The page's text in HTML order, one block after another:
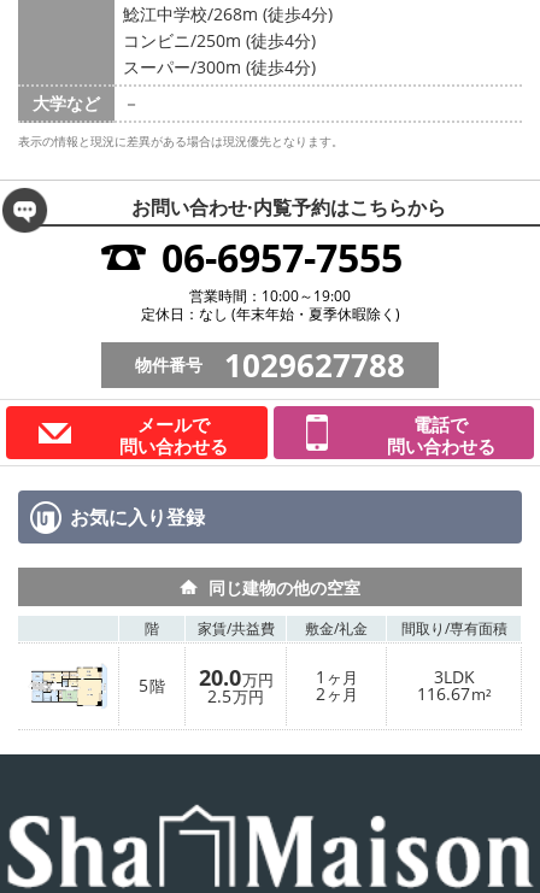
鯰江中学校/268m (徒歩4分)
コンビニ/250m (徒歩4分)
スーパー/300m (徒歩4分)
大学など
－
表示の情報と現況に差異がある場合は現況優先となります。
お問い合わせ·内覧予約はこちらから
06-6957-7555
営業時間：10:00～19:00
定休日：なし (年末年始・夏季休暇除く)
物件番号 1029627788
メールで
問い合わせる
電話で
問い合わせる
お気に入り登録
同じ建物の他の空室
階 家賃/共益費 敷金/礼金 間取り/専有面積
5階 20.0万円
2.5万円
1 ヶ月
2ヶ月
3LDK
116.67m²